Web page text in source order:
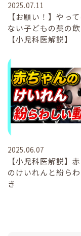
2025.07.11
【お願い！】やっ
ない子どもの薬の
【小児科医解説】
2025.06.07
【小児科医解説】
のけいれんと紛ら
き